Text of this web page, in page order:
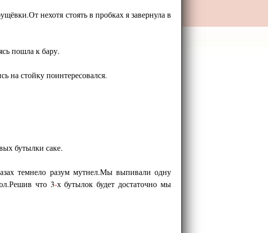
нехотя стоять в пробках я завернула в
пошла к бару.
на стойку поинтересовался.
бутылки саке.
темнело разум мутнел.Мы выпивали одну
что 3-х бутылок будет достаточно мы